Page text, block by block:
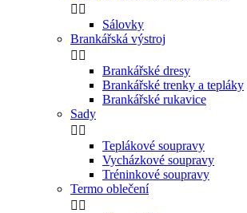
 
Sálovky
Brankářská výstroj
 
Brankářské dresy
Brankářské trenky a tepláky
Brankářské rukavice
Sady
 
Teplákové soupravy
Vycházkové soupravy
Tréninkové soupravy
Termo oblečení
 